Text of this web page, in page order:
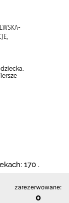
170 .
zarezerwowane:
0